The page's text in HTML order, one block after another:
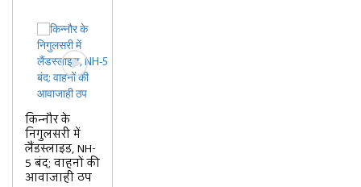
किन्नौर के
निगुलसरी में
लैंडस्लाइड, NH-
5 बंद; वाहनों की
आवाजाही ठप